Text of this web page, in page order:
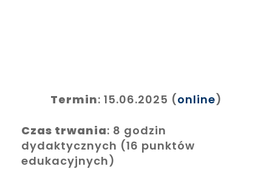
Termin: 15.06.2025 (online)
Czas trwania: 8 godzin
dydaktycznych (16 punktów
edukacyjnych)